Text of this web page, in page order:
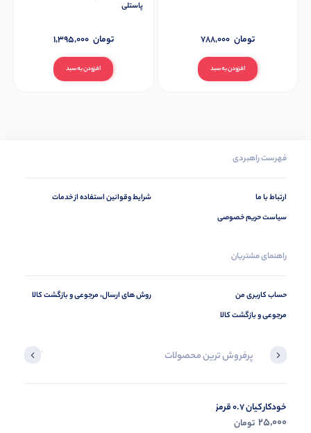
افزودن به سبد
788,000 تومان
پاستلی
افزودن به سبد
1,395,000 تومان
فهرست راهبردی
ارتباط با ما
سیاست حریم خصوصی
شرایط وقوانین استفاده از خدمات
راهنمای مشتریان
حساب کاربری من
مرجوعی و بازگشت کالا
روش های ارسال، مرجوعی و بازگشت کالا
پرفروش ترین محصولات آخرین
خودکار کیان 0.7 قرمز
25,000 تومان